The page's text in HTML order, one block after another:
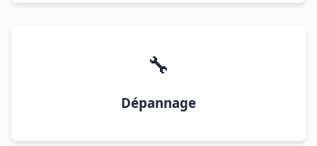
🔧
Dépannage